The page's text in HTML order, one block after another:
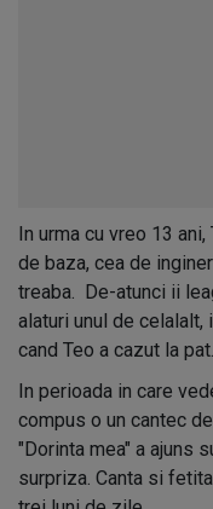
In urma cu vreo 13
de baza, cea de
treaba. De-atunci ii
alaturi unul de celalalt,
cand Teo a cazut la pat.
In perioada in care
compus o un cantec
"Dorinta mea" a ajuns
surpriza. Canta si